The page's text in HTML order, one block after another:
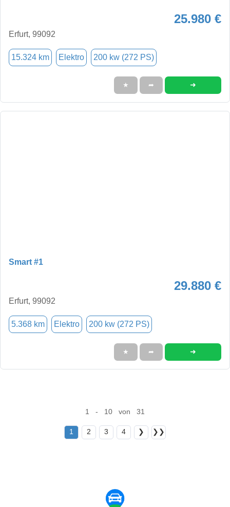
25.980 €
Erfurt, 99092
15.324 km Elektro 200 kw (272 PS)
★ ➦ ➜
Smart #1
29.880 €
Erfurt, 99092
5.368 km Elektro 200 kw (272 PS)
★ ➦ ➜
1 - 10 von 31
1 2 3 4 ❯ ❯❯